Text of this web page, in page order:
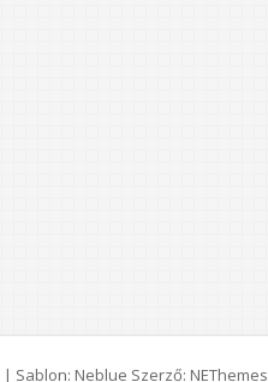
| Sablon: Neblue Szerző: NEThemes